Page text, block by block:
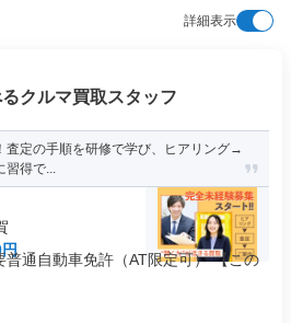
詳細表示
クルマ買取スタッフ
査定の手順を研修で学び、ヒアリング→
習得で...
通自動車免許（AT限定可） 【この